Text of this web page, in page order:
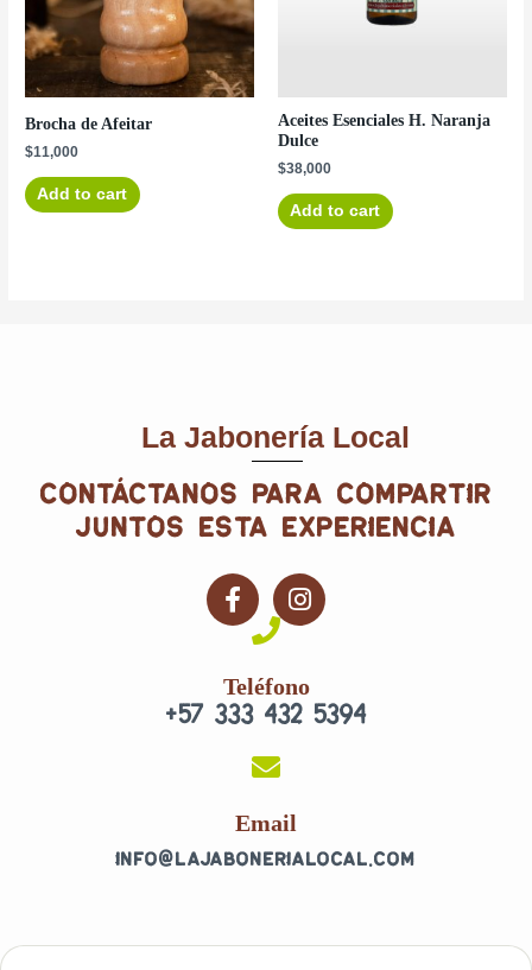
Brocha de Afeitar
$11,000
Add to cart
Aceites Esenciales H. Naranja
Dulce
$38,000
Add to cart
La Jabonería Local
contáctanos para compartir
juntos esta experiencia
F
a
b
o
f
I
n
a
g
Teléfono
+57 333 432 5394
Email
info@lajabonerialocal.com